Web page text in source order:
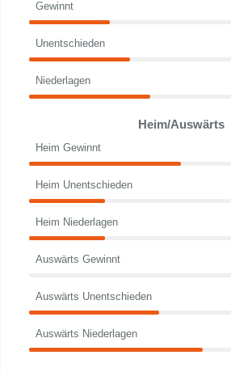
Gewinnt
Unentschieden
Niederlagen
Heim/Auswärts
Heim Gewinnt
Heim Unentschieden
Heim Niederlagen
Auswärts Gewinnt
Auswärts Unentschieden
Auswärts Niederlagen